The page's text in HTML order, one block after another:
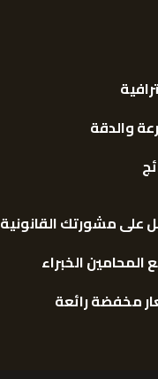
والدقة
على مشورتك القانونية
المحامين الخبراء
مخفضة رائعة